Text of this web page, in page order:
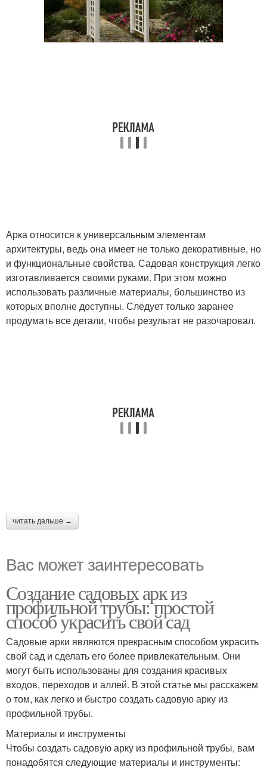
Арки из дерева Арка на месте
Арка относится к универсальным элементам
архитектуры, ведь она имеет не только декоративные, но
и функциональные свойства. Садовая конструкция легко
изготавливается своими руками. При этом можно
использовать различные материалы, большинство из
которых вполне доступны. Следует только заранее
продумать все детали, чтобы результат не разочаровал.
читать дальше →
Вас может заинтересовать
Создание садовых арк из
профильной трубы: простой
способ украсить свой сад
Садовые арки являются прекрасным способом украсить
свой сад и сделать его более привлекательным. Они
могут быть использованы для создания красивых
входов, переходов и аллей. В этой статье мы расскажем
о том, как легко и быстро создать садовую арку из
профильной трубы.
Материалы и инструменты
Чтобы создать садовую арку из профильной трубы, вам
понадобятся следующие материалы и инструменты: